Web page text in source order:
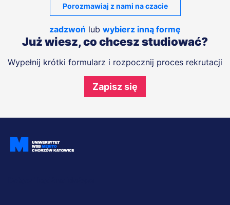
Porozmawiaj z nami na czacie
zadzwoń lub wybierz inną formę
Już wiesz, co chcesz studiować?
Wypełnij krótki formularz i rozpocznij proces rekrutacji
Zapisz się